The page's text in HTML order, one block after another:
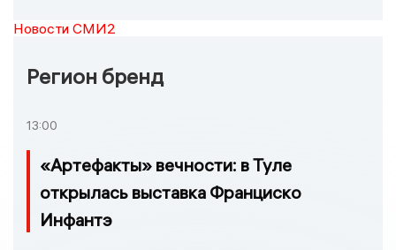
Новости СМИ2
Регион бренд
13:00
«Артефакты» вечности: в Туле
открылась выставка Франциско
Инфантэ